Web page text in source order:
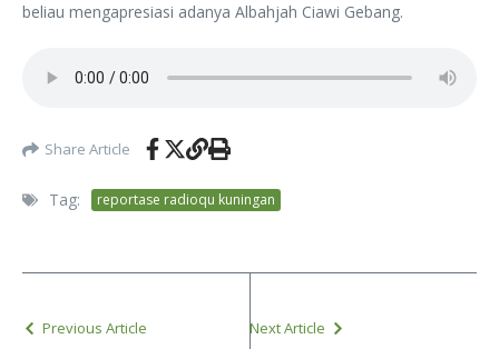
beliau mengapresiasi adanya Albahjah Ciawi Gebang.
Share Article
Tag: reportase radioqu kuningan
Previous Article Next Article